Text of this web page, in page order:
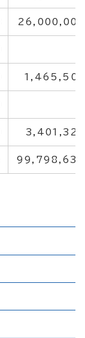
26,000,000
1,465,500
3,401,320
99,798,633